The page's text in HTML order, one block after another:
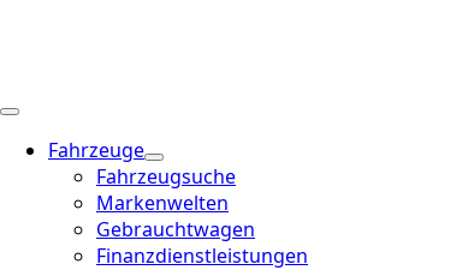
Fahrzeuge
Fahrzeugsuche
Markenwelten
Gebrauchtwagen
Finanzdienstleistungen